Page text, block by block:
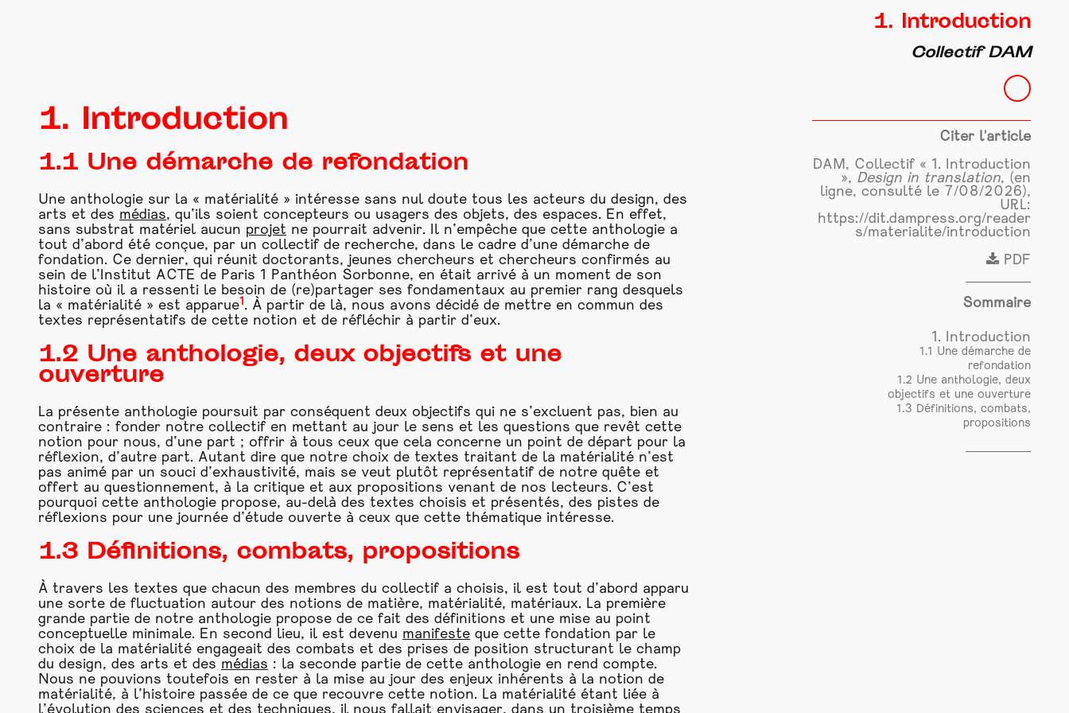
1. Introduction
1.1 Une démarche de refondation
Une anthologie sur la « matérialité » intéresse sans nul doute tous les acteurs du design, des
arts et des médias, qu’ils soient concepteurs ou usagers des objets, des espaces. En effet,
sans substrat matériel aucun projet ne pourrait advenir. Il n’empêche que cette anthologie a
tout d’abord été conçue, par un collectif de recherche, dans le cadre d’une démarche de
fondation. Ce dernier, qui réunit doctorants, jeunes chercheurs et chercheurs confirmés au
sein de l’Institut ACTE de Paris 1 Panthéon Sorbonne, en était arrivé à un moment de son
histoire où il a ressenti le besoin de (re)partager ses fondamentaux au premier rang desquels
la « matérialité » est apparue1 . À partir de là, nous avons décidé de mettre en commun des
textes représentatifs de cette notion et de réfléchir à partir d’eux.
1.2 Une anthologie, deux objectifs et une
ouverture
La présente anthologie poursuit par conséquent deux objectifs qui ne s’excluent pas, bien au
contraire : fonder notre collectif en mettant au jour le sens et les questions que revêt cette
notion pour nous, d’une part ; offrir à tous ceux que cela concerne un point de départ pour la
réflexion, d’autre part. Autant dire que notre choix de textes traitant de la matérialité n’est
pas animé par un souci d’exhaustivité, mais se veut plutôt représentatif de notre quête et
offert au questionnement, à la critique et aux propositions venant de nos lecteurs. C’est
pourquoi cette anthologie propose, au-delà des textes choisis et présentés, des pistes de
réflexions pour une journée d’étude ouverte à ceux que cette thématique intéresse.
1.3 Définitions, combats, propositions
À travers les textes que chacun des membres du collectif a choisis, il est tout d’abord apparu
une sorte de fluctuation autour des notions de matière, matérialité, matériaux. La première
grande partie de notre anthologie propose de ce fait des définitions et une mise au point
conceptuelle minimale. En second lieu, il est devenu manifeste que cette fondation par le
choix de la matérialité engageait des combats et des prises de position structurant le champ
du design, des arts et des médias : la seconde partie de cette anthologie en rend compte.
Nous ne pouvions toutefois en rester à la mise au jour des enjeux inhérents à la notion de
matérialité, à l’histoire passée de ce que recouvre cette notion. La matérialité étant liée à
l’évolution des sciences et des techniques, il nous fallait envisager, dans un troisième temps
1. Introduction
Collectif DAM
Citer l'article
DAM, Collectif « 1. Introduction
», Design in translation, (en
ligne, consulté le 7/08/2026),
URL:
https://dit.dampress.org/reader
s/materialite/introduction
PDF
Sommaire
1. Introduction
1.1 Une démarche de
refondation
1.2 Une anthologie, deux
objectifs et une ouverture
1.3 Définitions, combats,
propositions